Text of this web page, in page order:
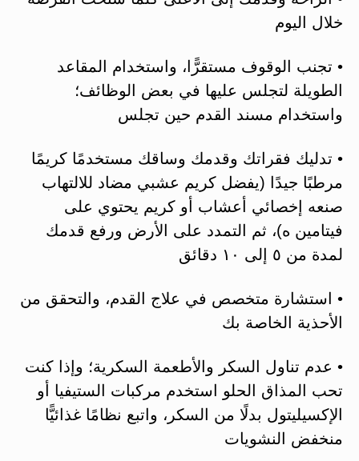
خلال اليوم
• تجنب الوقوف مستقرًّا، واستخدام المقاعد
الطويلة لتجلس عليها في بعض الوظائف؛
واستخدام مسند القدم حين تجلس
• تدليك فقراتك وقدمك وساقك مستخدمًا كريمًا
مرطبًا جيدًا (يفضل كريم عشبي مضاد للالتهاب
صنعه إخصائي أعشاب أو كريم يحتوي على
فيتامين ه)، ثم التمدد على الأرض ورفع قدمك
لمدة من ٥ إلى ١٠ دقائق
• استشارة متخصص في علاج القدم، والتحقق من
الأحذية الخاصة بك
• عدم تناول السكر والأطعمة السكرية؛ وإذا كنت
تحب المذاق الحلو استخدم مركبات الستيفيا أو
الإكسيليتول بدلًا من السكر، واتبع نظامًا غذائيًّا
منخفض النشويات